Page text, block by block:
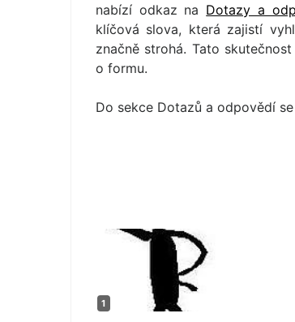
nabízí odkaz na Dotazy a
klíčová slova, která zajistí
značně strohá. Tato
o formu.
Do sekce Dotazů a odpovědí